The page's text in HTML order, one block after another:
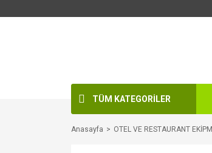
TÜM KATEGORİLER
Anasayfa OTEL VE RESTAURANT